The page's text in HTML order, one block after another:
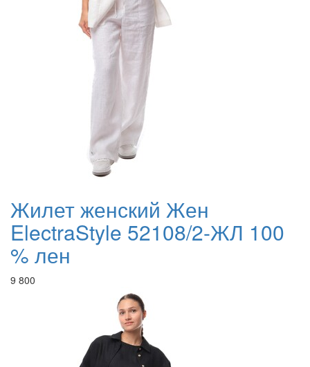
Жилет женский Жен
ElectraStyle 52108/2-ЖЛ 100
% лен
9 800